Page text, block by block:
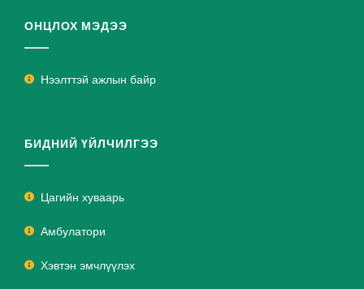
ОНЦЛОХ МЭДЭЭ
Нээлттэй ажлын байр
БИДНИЙ ҮЙЛЧИЛГЭЭ
Цагийн хуваарь
Амбулатори
Хэвтэн эмчлүүлэх